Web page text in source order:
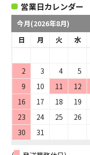
営業日カレンダー
今月(2026年8月)
日
月 火 水
2
3 4 5
9
10 11 12
16
17 18 19
23
24 25 26
30
31